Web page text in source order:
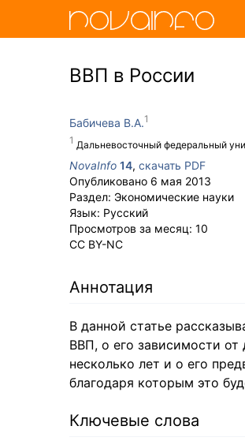
ВВП в России
Бабичева В.А.
Дальневосточный федеральный
NovaInfo 14, скачать PDF
Опубликовано 6 мая 2013
Раздел: Экономические науки
Язык: Русский
Просмотров за месяц: 10
CC BY-NC
Аннотация
В данной статье
ВВП, о его зависимости от
несколько лет и о его
благодаря которым это
Ключевые слова